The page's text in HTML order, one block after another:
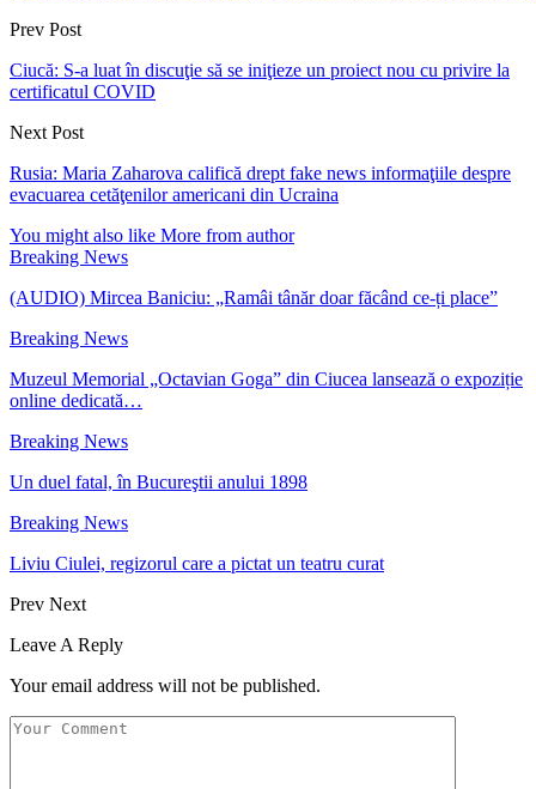
Prev Post
Ciucă: S-a luat în discuţie să se iniţieze un proiect nou cu privire la
certificatul COVID
Next Post
Rusia: Maria Zaharova califică drept fake news informaţiile despre
evacuarea cetăţenilor americani din Ucraina
You might also like More from author
Breaking News
(AUDIO) Mircea Baniciu: „Ramâi tânăr doar făcând ce-ți place”
Breaking News
Muzeul Memorial „Octavian Goga” din Ciucea lansează o expoziție
online dedicată…
Breaking News
Un duel fatal, în Bucureştii anului 1898
Breaking News
Liviu Ciulei, regizorul care a pictat un teatru curat
Prev Next
Leave A Reply
Your email address will not be published.